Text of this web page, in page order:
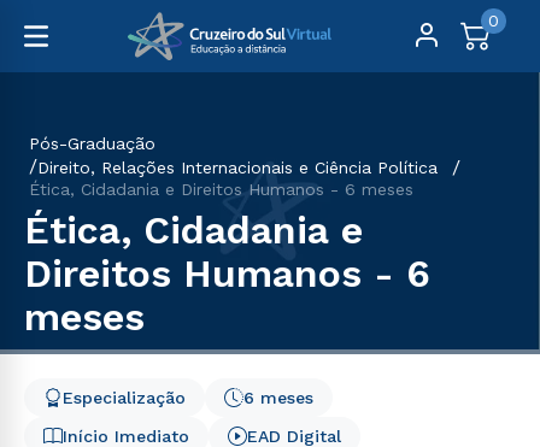
0
Pós-Graduação
Direito, Relações Internacionais e Ciência Política
Ética, Cidadania e Direitos Humanos - 6 meses
Ética, Cidadania e
Direitos Humanos - 6
meses
Início Imediato
6 meses
Especialização
EAD Digital